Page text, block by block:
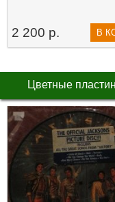
2 200 р. В
Цветные